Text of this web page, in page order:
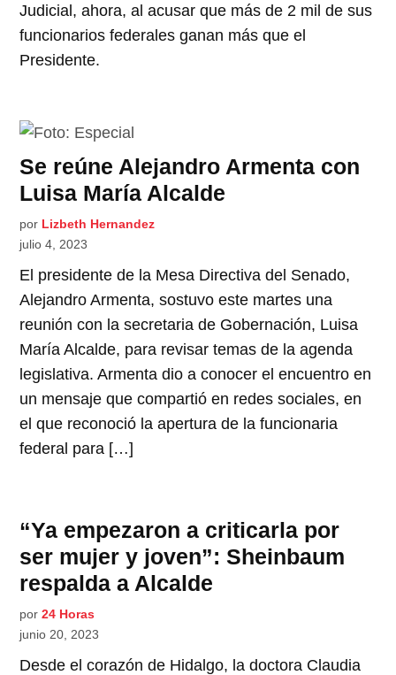
Judicial, ahora, al acusar que más de 2 mil de sus
funcionarios federales ganan más que el
Presidente.
Se reúne Alejandro Armenta con
Luisa María Alcalde
por Lizbeth Hernandez
julio 4, 2023
El presidente de la Mesa Directiva del Senado,
Alejandro Armenta, sostuvo este martes una
reunión con la secretaria de Gobernación, Luisa
María Alcalde, para revisar temas de la agenda
legislativa. Armenta dio a conocer el encuentro en
un mensaje que compartió en redes sociales, en
el que reconoció la apertura de la funcionaria
federal para […]
“Ya empezaron a criticarla por
ser mujer y joven”: Sheinbaum
respalda a Alcalde
por 24 Horas
junio 20, 2023
Desde el corazón de Hidalgo, la doctora Claudia